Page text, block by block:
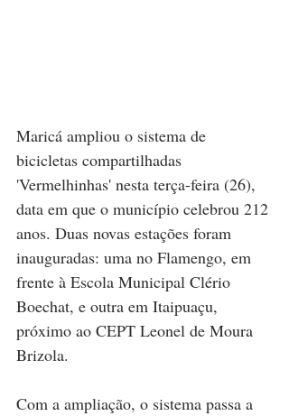
Maricá ampliou o sistema de
bicicletas compartilhadas
'Vermelhinhas' nesta terça-feira (26),
data em que o município celebrou 212
anos. Duas novas estações foram
inauguradas: uma no Flamengo, em
frente à Escola Municipal Clério
Boechat, e outra em Itaipuaçu,
próximo ao CEPT Leonel de Moura
Brizola.
Com a ampliação, o sistema passa a